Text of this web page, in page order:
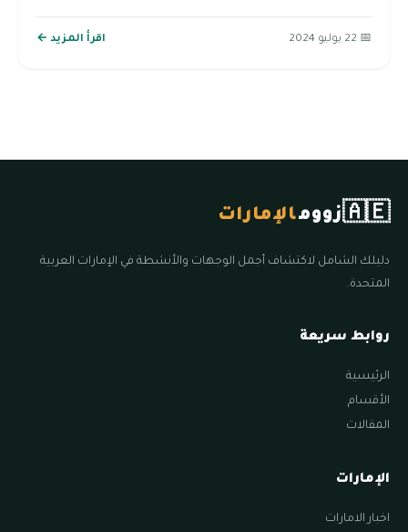
📅 22 يوليو 2024 اقرأ المزيد ←
🇦🇪زوومالإمارات
دليلك الشامل لاكتشاف أجمل الوجهات والأنشطة في الإمارات العربية
المتحدة.
روابط سريعة
الرئيسية
الأقسام
المقالات
الإمارات
اخبار الامارات